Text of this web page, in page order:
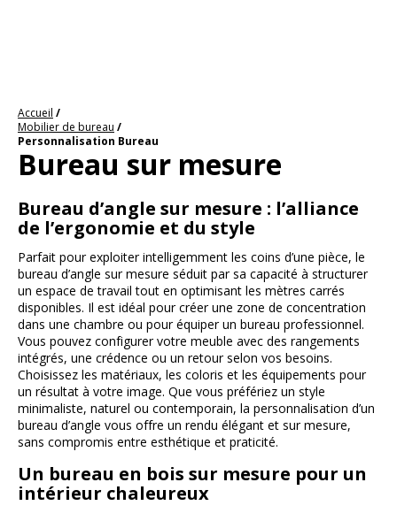
Accueil
Mobilier de bureau
Personnalisation Bureau
Bureau sur mesure
Bureau d’angle sur mesure : l’alliance
de l’ergonomie et du style
Parfait pour exploiter intelligemment les coins d’une pièce, le
bureau d’angle sur mesure séduit par sa capacité à structurer
un espace de travail tout en optimisant les mètres carrés
disponibles. Il est idéal pour créer une zone de concentration
dans une chambre ou pour équiper un bureau professionnel.
Vous pouvez configurer votre meuble avec des rangements
intégrés, une crédence ou un retour selon vos besoins.
Choisissez les matériaux, les coloris et les équipements pour
un résultat à votre image. Que vous préfériez un style
minimaliste, naturel ou contemporain, la personnalisation d’un
bureau d’angle vous offre un rendu élégant et sur mesure,
sans compromis entre esthétique et praticité.
Un bureau en bois sur mesure pour un
intérieur chaleureux